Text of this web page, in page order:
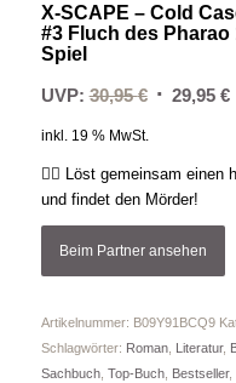
X-SCAPE – Cold
#3 Fluch des Pharao
Spiel
UVP: 30,95€
30,95 €
29,95 €
inkl. 19 % MwSt.
🕵️‍♀️ Löst gemeinsam einen
und findet den Mörder!
Beim Partner ansehen
Artikelnummer: B09Y91BCQ9
Schlagwörter: Roman, Literatur,
Sachbuch, Top-Buch, Bestseller,